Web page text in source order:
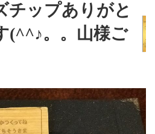
チップありがと
(^^♪。。山様ご